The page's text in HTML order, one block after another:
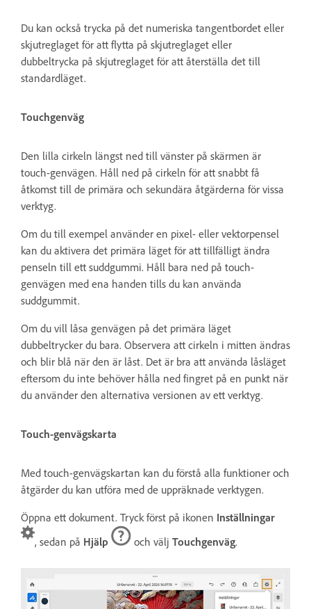
Du kan också trycka på det numeriska tangentbordet eller
skjutreglaget för att flytta på skjutreglaget eller
dubbeltrycka på skjutreglaget för att återställa det till
standardläget.
Touchgenväg
Den lilla cirkeln längst ned till vänster på skärmen är
touch-genvägen. Håll ned på cirkeln för att snabbt få
åtkomst till de primära och sekundära åtgärderna för vissa
verktyg.
Om du till exempel använder en pixel- eller vektorpensel
kan du aktivera det primära läget för att tillfälligt ändra
penseln till ett suddgummi. Håll bara ned på touch-
genvägen med ena handen tills du kan använda
suddgummit.
Om du vill låsa genvägen på det primära läget
dubbeltrycker du bara. Observera att cirkeln i mitten ändras
och blir blå när den är låst. Det är bra att använda låsläget
eftersom du inte behöver hålla ned fingret på en punkt när
du använder den alternativa versionen av ett verktyg.
Touch-genvägskarta
Med touch-genvägskartan kan du förstå alla funktioner och
åtgärder du kan utföra med de uppräknade verktygen.
Öppna ett dokument. Tryck först på ikonen Inställningar
, sedan på Hjälp och välj Touchgenväg.